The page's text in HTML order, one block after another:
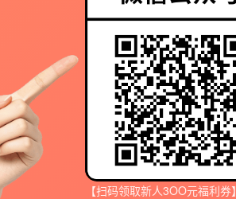
【扫码领取新人3OO元福利券】